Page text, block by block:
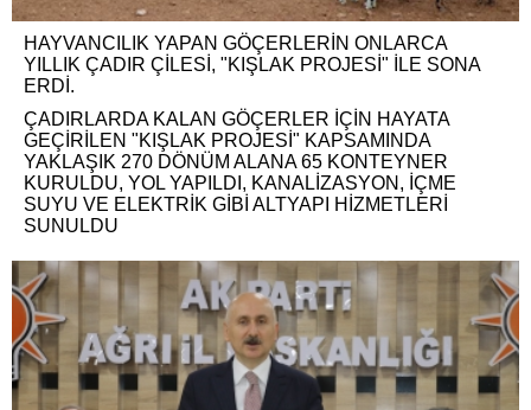
HAYVANCILIK YAPAN GÖÇERLERİN ONLARCA
YILLIK ÇADIR ÇİLESİ, "KIŞLAK PROJESİ" İLE SONA
ERDİ.
ÇADIRLARDA KALAN GÖÇERLER İÇİN HAYATA
GEÇİRİLEN "KIŞLAK PROJESİ" KAPSAMINDA
YAKLAŞIK 270 DÖNÜM ALANA 65 KONTEYNER
KURULDU, YOL YAPILDI, KANALİZASYON, İÇME
SUYU VE ELEKTRİK GİBİ ALTYAPI HİZMETLERİ
SUNULDU